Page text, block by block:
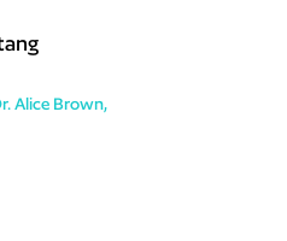
Alice Brown,